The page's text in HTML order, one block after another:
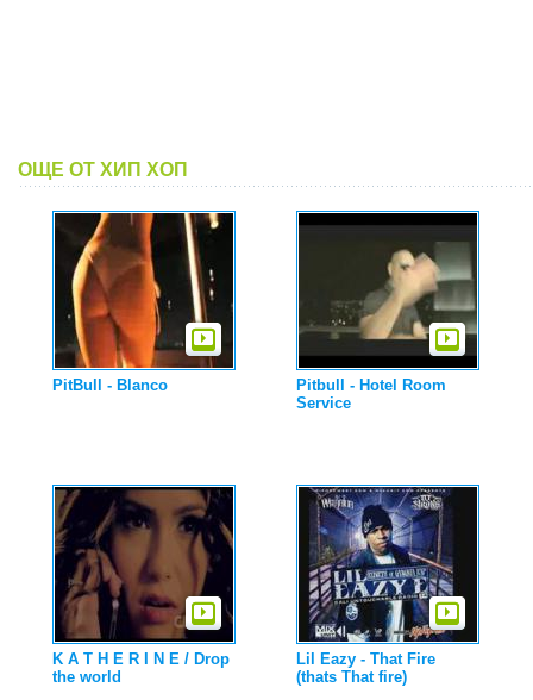
ОЩЕ ОТ ХИП ХОП
PitBull - Blanco
Pitbull - Hotel Room
Service
K A T H E R I N E / Drop
the world
Lil Eazy - That Fire
(thats That fire)